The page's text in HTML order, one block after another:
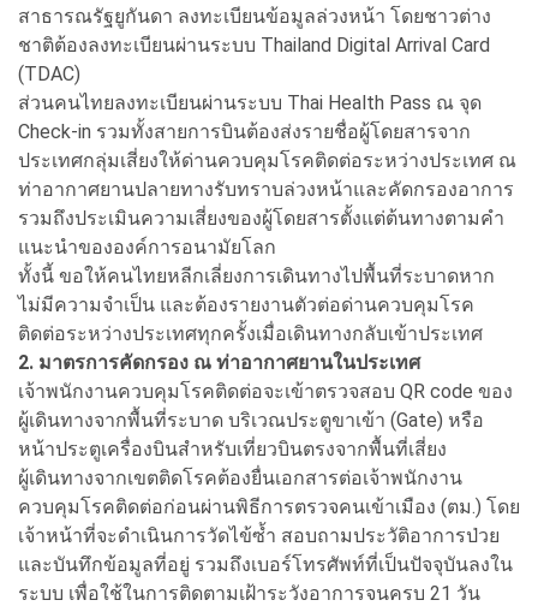
สาธารณรัฐยูกันดา ลงทะเบียนข้อมูลล่วงหน้า โดยชาวต่าง
ชาติต้องลงทะเบียนผ่านระบบ Thailand Digital Arrival Card
(TDAC)
ส่วนคนไทยลงทะเบียนผ่านระบบ Thai Health Pass ณ จุด
Check-in รวมทั้งสายการบินต้องส่งรายชื่อผู้โดยสารจาก
ประเทศกลุ่มเสี่ยงให้ด่านควบคุมโรคติดต่อระหว่างประเทศ ณ
ท่าอากาศยานปลายทางรับทราบล่วงหน้าและคัดกรองอาการ
รวมถึงประเมินความเสี่ยงของผู้โดยสารตั้งแต่ต้นทางตามคำ
แนะนำขององค์การอนามัยโลก
ทั้งนี้ ขอให้คนไทยหลีกเลี่ยงการเดินทางไปพื้นที่ระบาดหาก
ไม่มีความจำเป็น และต้องรายงานตัวต่อด่านควบคุมโรค
ติดต่อระหว่างประเทศทุกครั้งเมื่อเดินทางกลับเข้าประเทศ
2. มาตรการคัดกรอง ณ ท่าอากาศยานในประเทศ
เจ้าพนักงานควบคุมโรคติดต่อจะเข้าตรวจสอบ QR code ของ
ผู้เดินทางจากพื้นที่ระบาด บริเวณประตูขาเข้า (Gate) หรือ
หน้าประตูเครื่องบินสำหรับเที่ยวบินตรงจากพื้นที่เสี่ยง
ผู้เดินทางจากเขตติดโรคต้องยื่นเอกสารต่อเจ้าพนักงาน
ควบคุมโรคติดต่อก่อนผ่านพิธีการตรวจคนเข้าเมือง (ตม.) โดย
เจ้าหน้าที่จะดำเนินการวัดไข้ซ้ำ สอบถามประวัติอาการป่วย
และบันทึกข้อมูลที่อยู่ รวมถึงเบอร์โทรศัพท์ที่เป็นปัจจุบันลงใน
ระบบ เพื่อใช้ในการติดตามเฝ้าระวังอาการจนครบ 21 วัน